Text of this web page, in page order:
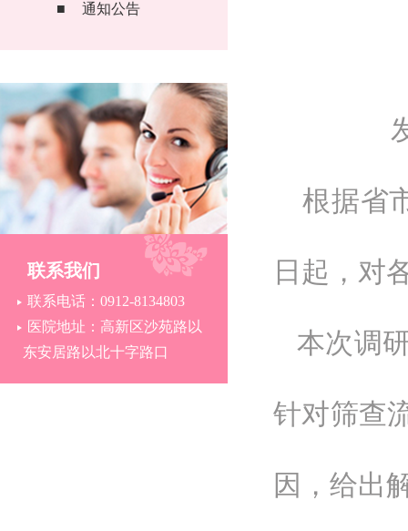
■ 通知公告
联系我们
联系电话：0912-8134803
医院地址：高新区沙苑路以
东安居路以北十字路口
根据省
日起，对
本次调
针对筛查
因，给出